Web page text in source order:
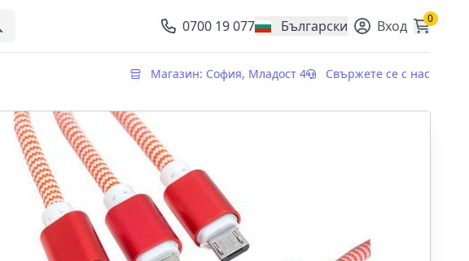
0700 19 077 Български
, change currency Вход 0
Магазин: София, Младост 4 Свържете се с нас